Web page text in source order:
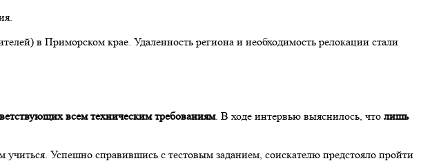
в Приморском крае. Удаленность региона и необходимость релокации стали
всем техническим требованиям. В ходе интервью выяснилось, что лишь
Успешно справившись с тестовым заданием, соискателю предстояло пройти